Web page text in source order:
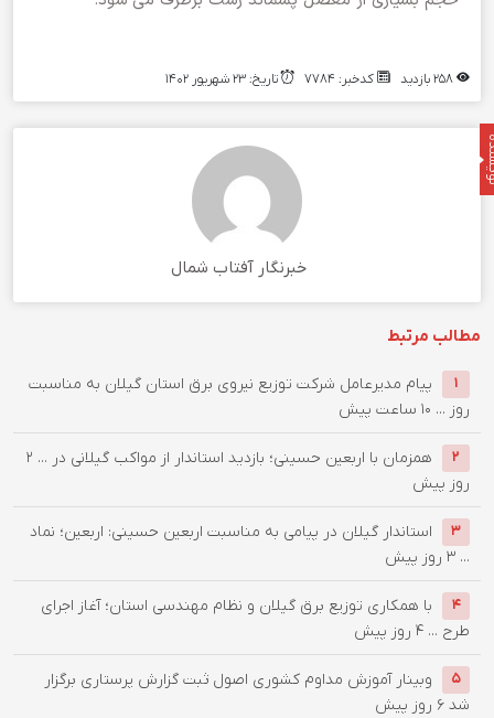
کدخبر: ۷۷۸۴ تاریخ: ۲۳ شهریور ۱۴۰۲
خبرنگار آفتاب شمال
مطالب مرتبط
۱
پیام مدیرعامل شركت توزیع نیروی برق استان گیلان به مناسبت
روز ... ۱۰ ساعت پیش
۲ همزمان با اربعین حسینی؛ بازدید استاندار از مواکب گیلانی در ... ۲
روز پیش
۳
استاندار گیلان در پیامی به مناسبت اربعین حسینی: اربعین؛ نماد
... ۳ روز پیش
۴
با همکاری توزیع برق گیلان و نظام مهندسی استان؛ آغاز اجرای
طرح ... ۴ روز پیش
۵
وبینار آموزش مداوم کشوری اصول ثبت گزارش پرستاری برگزار
شد ۶ روز پیش